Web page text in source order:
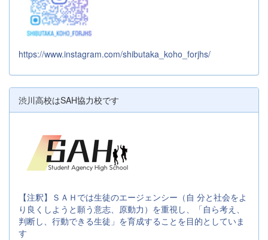
https://www.instagram.com/shibutaka_koho_forjhs/
渋川高校はSAH協力校です
【注釈】ＳＡＨでは生徒のエージェンシー（自 分と社会をよ
り良くしようと願う意志、原動力）を重視し、「自ら考え、
判断し、行動できる生徒」を育成することを目的としていま
す